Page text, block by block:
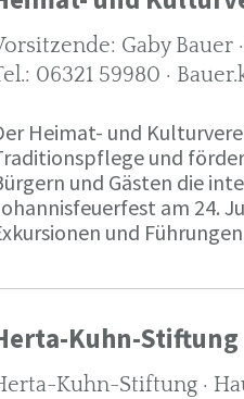
Gaby Bauer
06321 59980 ·
Heimat- und
und
und Gästen die
am 24.
und
Kuhn-Stiftung
Kuhn-Stiftung ·